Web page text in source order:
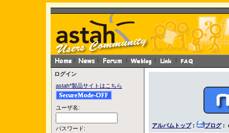
ログイン
astah*製品サイトはこちら
ユーザ名:
パスワード: アルバムトップ: ブログ: